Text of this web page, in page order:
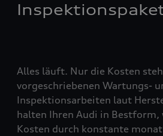
Alles läuft. Nur die Kosten
vorgeschriebenen Wartungs-
Inspektionsarbeiten laut
halten Ihren Audi in Bestform,
Kosten durch konstante